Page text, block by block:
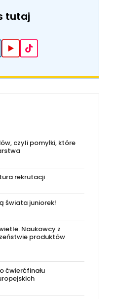
tutaj
czyli pomyłki, które
rekrutacji
świata juniorek!
Naukowcy z
produktów
ćwierćfinału